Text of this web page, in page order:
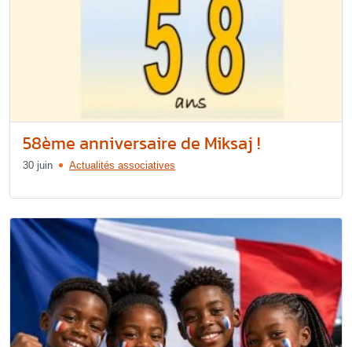
58ème anniversaire de Miksaj !
30 juin Actualités associatives